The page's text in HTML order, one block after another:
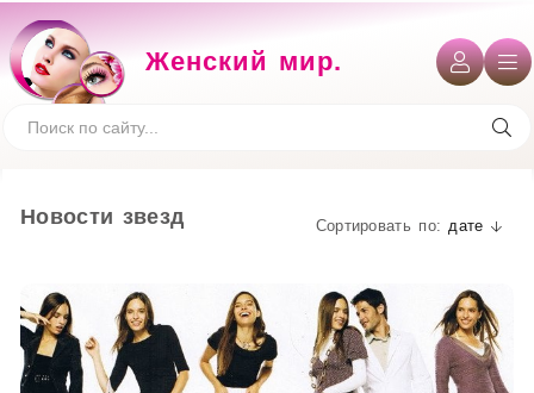
Женский мир.
Новости звезд дате